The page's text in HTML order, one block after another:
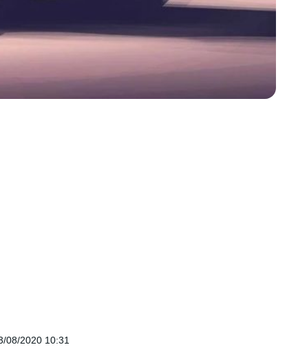
08/2020 10:31